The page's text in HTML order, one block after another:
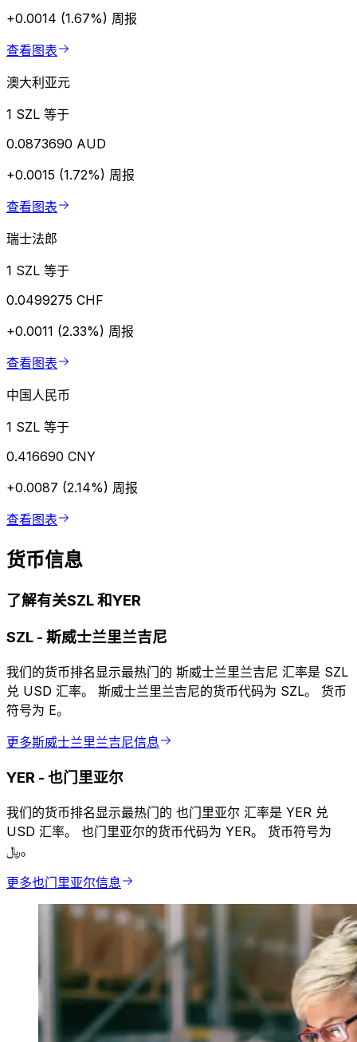
+0.0014 (1.67%) 周报
查看图表
澳大利亚元
1 SZL 等于
0.0873690 AUD
+0.0015 (1.72%) 周报
查看图表
瑞士法郎
1 SZL 等于
0.0499275 CHF
+0.0011 (2.33%) 周报
查看图表
中国人民币
1 SZL 等于
0.416690 CNY
+0.0087 (2.14%) 周报
查看图表
货币信息
了解有关SZL 和YER
SZL - 斯威士兰里兰吉尼
我们的货币排名显示最热门的 斯威士兰里兰吉尼 汇率是 SZL
兑 USD 汇率。 斯威士兰里兰吉尼的货币代码为 SZL。 货币
符号为 E。
更多斯威士兰里兰吉尼信息
YER - 也门里亚尔
我们的货币排名显示最热门的 也门里亚尔 汇率是 YER 兑
USD 汇率。 也门里亚尔的货币代码为 YER。 货币符号为
﷼。
更多也门里亚尔信息